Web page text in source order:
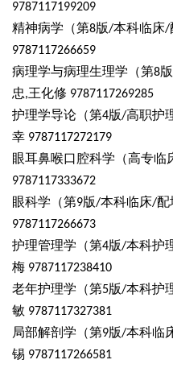
9787117199209
精神病学（第8版/本科临床/
9787117266659
病理学与病理生理学（第8版
忠,王化修 9787117269285
护理学导论（第4版/高职护
幸 9787117272179
眼耳鼻喉口腔科学（高专临
9787117333672
眼科学（第9版/本科临床/配
9787117266673
护理管理学（第4版/本科护
梅 9787117238410
老年护理学（第5版/本科护
敏 9787117327381
局部解剖学（第9版/本科临
锡 9787117266581